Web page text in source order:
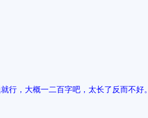
行，大概一二百字吧，太长了反而不好